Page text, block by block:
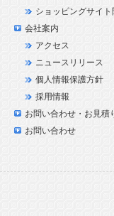
ショッピングサイ
会社案内
アクセス
ニュースリリース
個人情報保護方針
採用情報
お問い合わせ・お見積
お問い合わせ